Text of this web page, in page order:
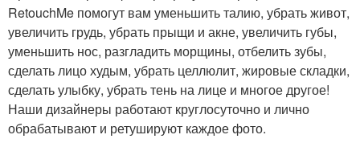
RetouchMe помогут вам уменьшить талию, убрать живот,
увеличить грудь, убрать прыщи и акне, увеличить губы,
уменьшить нос, разгладить морщины, отбелить зубы,
сделать лицо худым, убрать целлюлит, жировые складки,
сделать улыбку, убрать тень на лице и многое другое!
Наши дизайнеры работают круглосуточно и лично
обрабатывают и ретушируют каждое фото.